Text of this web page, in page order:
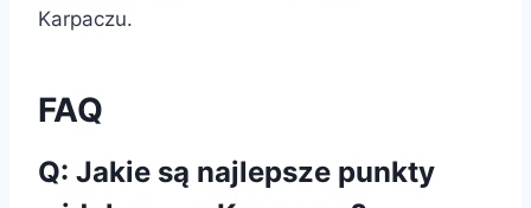
Karpaczu.
FAQ
Q: Jakie są najlepsze punkty